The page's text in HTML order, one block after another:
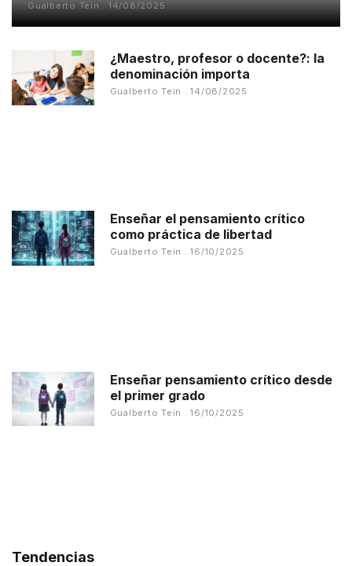
Gualberto Tein 14/08/2025
¿Maestro, profesor o docente?: la
denominación importa
Gualberto Tein 14/08/2025
Enseñar el pensamiento crítico
como práctica de libertad
Gualberto Tein 16/10/2025
Enseñar pensamiento crítico desde
el primer grado
Gualberto Tein 16/10/2025
Tendencias